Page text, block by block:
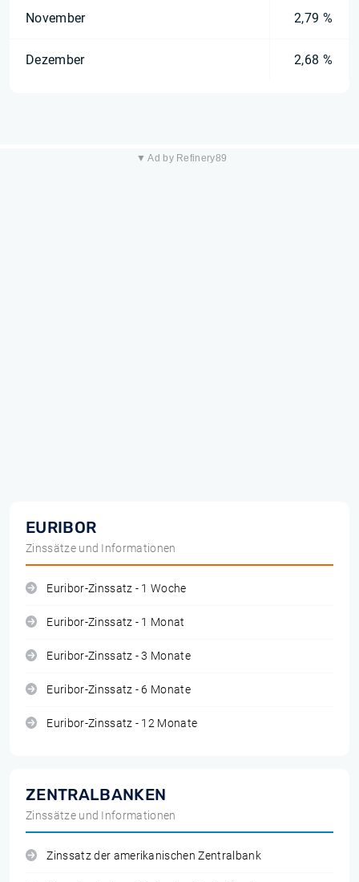
November 2,79 %
Dezember 2,68 %
▼ Ad by Refinery89
EURIBOR
Zinssätze und Informationen
Euribor-Zinssatz - 1 Woche
Euribor-Zinssatz - 1 Monat
Euribor-Zinssatz - 3 Monate
Euribor-Zinssatz - 6 Monate
Euribor-Zinssatz - 12 Monate
ZENTRALBANKEN
Zinssätze und Informationen
Zinssatz der amerikanischen Zentralbank